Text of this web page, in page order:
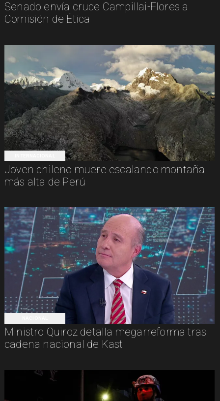
Senado envía cruce Campillai-Flores a
Comisión de Ética
Joven chileno muere escalando montaña
más alta de Perú
Ministro Quiroz detalla megarreforma tras
cadena nacional de Kast